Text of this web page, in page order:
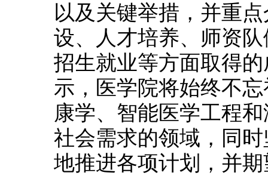
以及关键举措，并重
设、人才培养、师资
招生就业等方面取得
示，医学院将始终不
康学、智能医学工程
社会需求的领域，同
地推进各项计划，并